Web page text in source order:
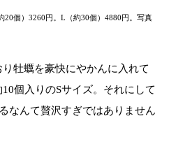
20個）3260円。L（約30個）4880円。写真
牡蠣を豪快にやかんに入れて
個入りのSサイズ。それにして
なんて贅沢すぎではありません